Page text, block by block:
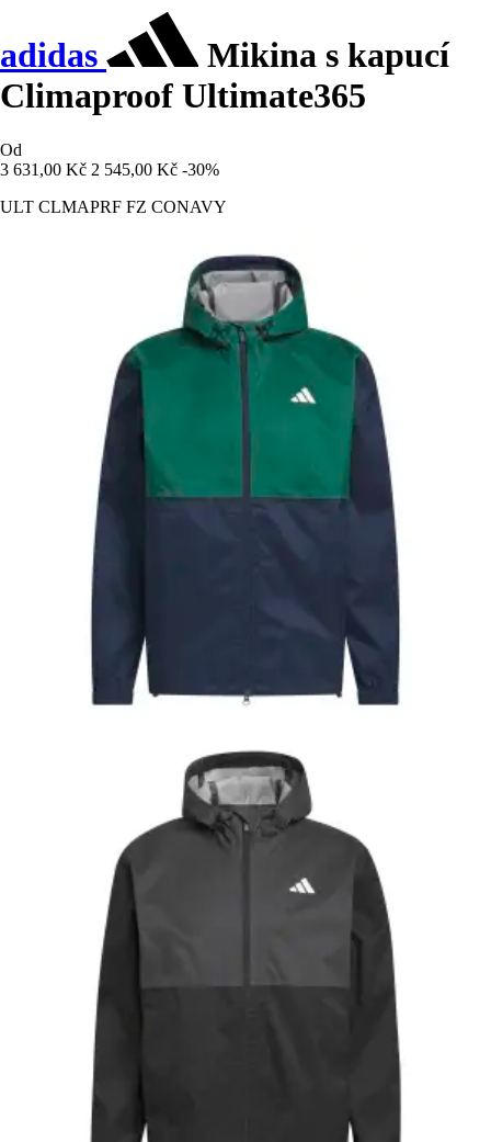
adidas
Mikina s kapucí
Climaproof Ultimate365
Od
3 631,00 Kč 2 545,00 Kč -30%
ULT CLMAPRF FZ CONAVY